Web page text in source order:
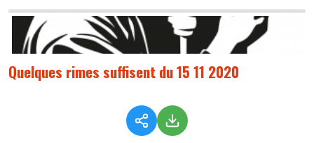
Quelques rimes suffisent du 15 11 2020